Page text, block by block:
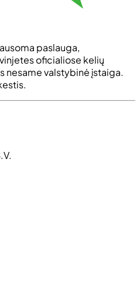
paslauga,
oficialiose kelių
nesame valstybinė įstaiga.